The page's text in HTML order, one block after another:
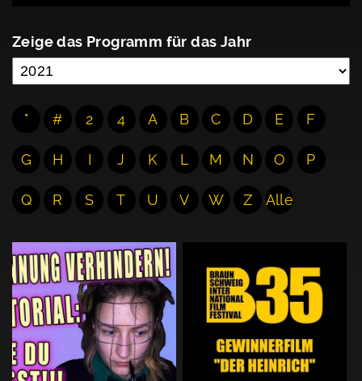
Zeige das Programm für das Jahr
" # 2 4 A B C D E F
G H I J K L M N O P
Q R S T U V W Z Alle